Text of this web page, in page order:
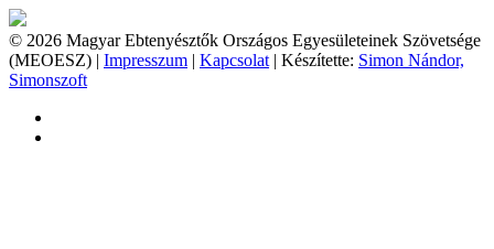
© 2026 Magyar Ebtenyésztők Országos Egyesületeinek Szövetsége
(MEOESZ) | Impresszum | Kapcsolat | Készítette: Simon Nándor,
Simonszoft